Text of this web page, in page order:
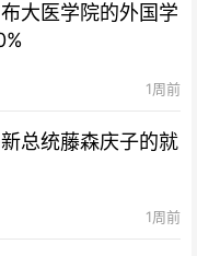
大医学院的外国学
1周前
总统藤森庆子的就
1周前